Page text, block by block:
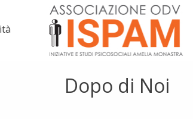
Dopo di Noi